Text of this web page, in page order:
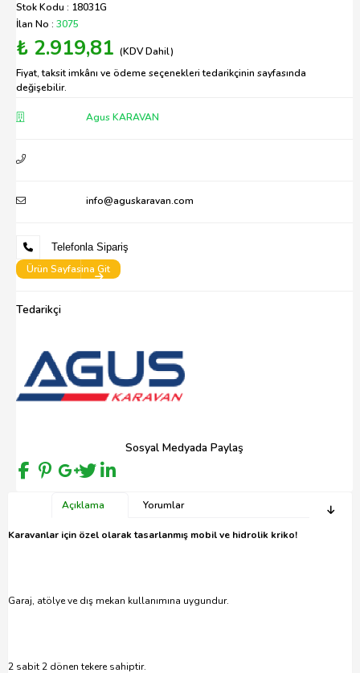
Stok Kodu : 18031G
İlan No : 3075
₺ 2.919,81 (KDV Dahil)
Fiyat, taksit imkânı ve ödeme seçenekleri tedarikçinin sayfasında
değişebilir.
Agus KARAVAN
info@aguskaravan.com
Telefonla Sipariş
Ürün Sayfasina Git
Tedarikçi
Sosyal Medyada Paylaş
Açıklama Yorumlar
Karavanlar için özel olarak tasarlanmış mobil ve hidrolik kriko!
Garaj, atölye ve dış mekan kullanımına uygundur.
2 sabit 2 dönen tekere sahiptir.